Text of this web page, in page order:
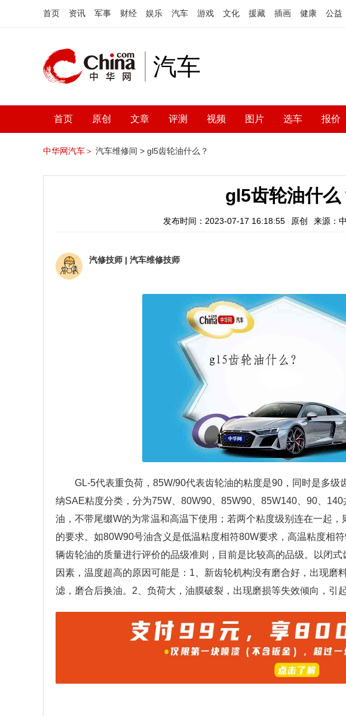
首页 资讯 军事 财经 娱乐 汽车 游戏 文化 援藏 插画 健康 公益
汽车
首页 原创 文章 评测 视频 图片 选车 报价
中华网汽车＞ 汽车维修间 > gl5齿轮油什么？
gl5齿轮油什么
发布时间：2023-07-17 16:18:55 原创 来源：
汽修技师 | 汽车维修技师
GL-5代表重负荷，85W/90代表齿轮油的粘度是90，同时是多
纳SAE粘度分类，分为75W、80W90、85W90、85W140、90、
油，不带尾缀W的为常温和高温下使用；若两个粘度级别连在一起
的要求。如80W90号油含义是低温粘度相符80W要求，高温粘度相
辆齿轮油的质量进行评价的品级准则，目前是比较高的品级。以闭
因素，温度超高的原因可能是：1、新齿轮机构没有磨合好，出现磨
滤，磨合后换油。2、负荷大，油膜破裂，出现磨损等失效倾向，引